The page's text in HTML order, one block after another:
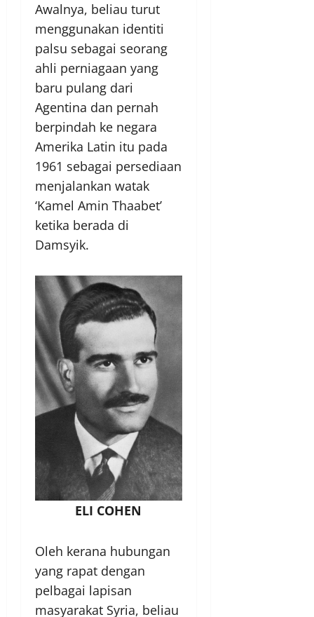
Awalnya, beliau turut
menggunakan identiti
palsu sebagai seorang
ahli perniagaan yang
baru pulang dari
Agentina dan pernah
berpindah ke negara
Amerika Latin itu pada
1961 sebagai persediaan
menjalankan watak
‘Kamel Amin Thaabet’
ketika berada di
Damsyik.
ELI COHEN
Oleh kerana hubungan
yang rapat dengan
pelbagai lapisan
masyarakat Syria, beliau